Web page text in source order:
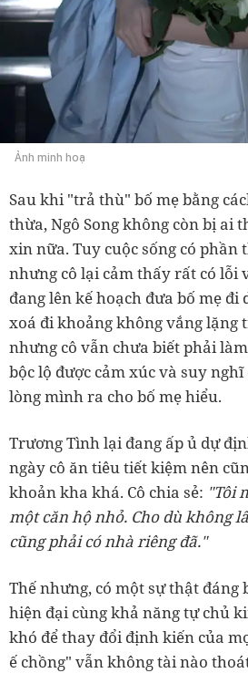
Ảnh minh hoạ
Sau khi "trả thù" bố mẹ bằng
thừa, Ngô Song không còn bị ai
xin nữa. Tuy cuộc sống có phần
nhưng cô lại cảm thấy rất có lỗi
đang lên kế hoạch đưa bố mẹ đi
xoá đi khoảng không vắng lặng
nhưng cô vẫn chưa biết phải
bộc lộ được cảm xúc và suy
lòng mình ra cho bố mẹ hiểu.
Trương Tình lại đang ấp ủ dự
ngày cô ăn tiêu tiết kiệm nên
khoản kha khá. Cô chia sẻ: "Tôi
một căn hộ nhỏ. Cho dù không
cũng phải có nhà riêng đã."
Thế nhưng, có một sự thật đáng
hiện đại cùng khả năng tự chủ
khó để thay đổi định kiến của
ế chồng" vẫn không tài nào